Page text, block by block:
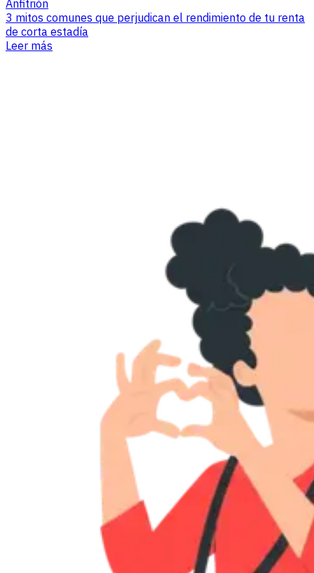
Anfitrión
3 mitos comunes que perjudican el rendimiento de tu renta
de corta estadía
Leer más